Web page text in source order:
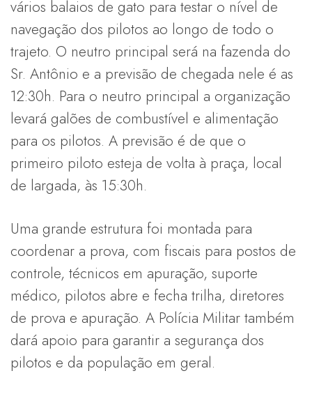
vários balaios de gato para testar o nível de
navegação dos pilotos ao longo de todo o
trajeto. O neutro principal será na fazenda do
Sr. Antônio e a previsão de chegada nele é as
12:30h. Para o neutro principal a organização
levará galões de combustível e alimentação
para os pilotos. A previsão é de que o
primeiro piloto esteja de volta à praça, local
de largada, às 15:30h.
Uma grande estrutura foi montada para
coordenar a prova, com fiscais para postos de
controle, técnicos em apuração, suporte
médico, pilotos abre e fecha trilha, diretores
de prova e apuração. A Polícia Militar também
dará apoio para garantir a segurança dos
pilotos e da população em geral.